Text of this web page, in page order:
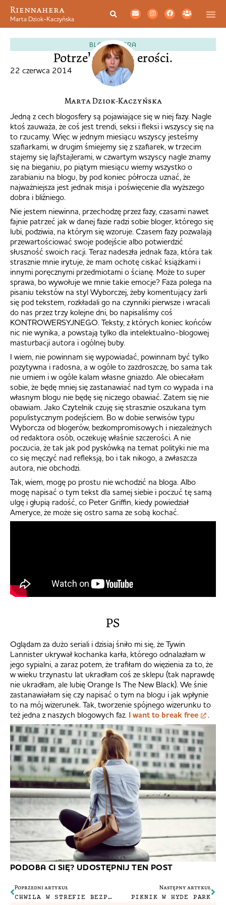
Riennahera
Marta Dziok-Kaczyńska
BLOGOSFERA
Potrzebuję szczerości.
22 czerwca 2014
Marta Dziok-Kaczyńska
Jedną z cech blogosfery są pojawiające się w niej fazy. Nagle
ktoś zauważa, że coś jest trendi, seksi i fleksi i wszyscy się na
to rzucamy. Więc w jednym miesiącu wszyscy jesteśmy
szafiarkami, w drugim śmiejemy się z szafiarek, w trzecim
stajemy się lajfstajlerami, w czwartym wszyscy nagle znamy
się na bieganiu, po piątym miesiącu wiemy wszystko o
zarabianiu na blogu, by pod koniec półrocza uznać, że
najważniejsza jest jednak misja i poświęcenie dla wyższego
dobra i bliźniego.
Nie jestem niewinna, przechodzę przez fazy, czasami nawet
fajnie patrzeć jak w danej fazie radzi sobie bloger, którego się
lubi, podziwia, na którym się wzoruje. Czasem fazy pozwalają
przewartościować swoje podejście albo potwierdzić
słuszność swoich racji. Teraz nadeszła jednak faza, która tak
strasznie mnie irytuje, że mam ochotę ciskać książkami i
innymi poręcznymi przedmiotami o ścianę. Może to super
sprawa, bo wywołuje we mnie takie emocje? Faza polega na
pisaniu tekstów na styl Wyborczej, żeby komentujący żarli
się pod tekstem, rozkładali go na czynniki pierwsze i wracali
do nas przez trzy kolejne dni, bo napisaliśmy coś
KONTROWERSYJNEGO. Teksty, z których koniec końców
nic nie wynika, a powstają tylko dla intelektualno-blogowej
masturbacji autora i ogólnej buby.
I wiem, nie powinnam się wypowiadać, powinnam być tylko
pozytywna i radosna, a w ogóle to zazdroszczę, bo sama tak
nie umiem i w ogóle kalam własne gniazdo. Ale obiecałam
sobie, że będę mniej się zastanawiać nad tym co wypada i na
własnym blogu nie będę się niczego obawiać. Zatem się nie
obawiam. Jako Czytelnik czuję się strasznie oszukana tym
populistycznym podejściem. Bo w dobie serwisów typu
Wyborcza od blogerów, bezkompromisowych i niezależnych
od redaktora osób, oczekuję właśnie szczerości. A nie
poczucia, że tak jak pod pyskówką na temat polityki nie ma
co się męczyć nad refleksją, bo i tak nikogo, a zwłaszcza
autora, nie obchodzi.
Tak, wiem, mogę po prostu nie wchodzić na bloga. Albo
mogę napisać o tym tekst dla samej siebie i poczuć tę samą
ulgę i głupią radość, co Peter Griffin, kiedy powiedział
Ameryce, że może się ostro sama ze sobą kochać.
PS
Oglądam za dużo seriali i dzisiaj śniło mi się, że Tywin
Lannister ukrywał kochanka karła, którego odnalazłam w
jego sypialni, a zaraz potem, że trafiłam do więzienia za to, że
w wieku trzynastu lat ukradłam coś ze sklepu (tak naprawdę
nie ukradłam, ale lubię Orange Is The New Black). We śnie
zastanawiałam się czy napisać o tym na blogu i jak wpłynie
to na mój wizerunek. Tak, tworzenie spójnego wizerunku to
też jedna z naszych blogowych faz. I want to break free .
PODOBA CI SIĘ? UDOSTĘPNIJ TEN POST
Poprzedni artykuł
CHWILA W STREFIE BEZPIECZEŃSTWA
Następny artykuł
PIKNIK W HYDE PARK